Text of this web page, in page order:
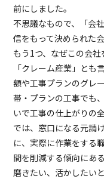
前にしました。
不思議なもので、「会
信をもって決められた
もう1つ、なぜこの会社
「クレーム産業」とも
額や工事プランのグレ
帯・プランの工事でも
いで工事の仕上がりの
では、窓口になる元請
に、実際に作業をする
間を削減する傾向にあ
磨きたい、活かしたい